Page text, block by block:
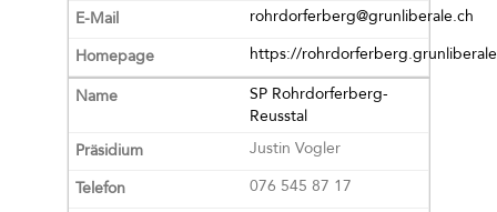
rohrdorferberg@grunliberale.ch
https://
SP Rohrdorferberg-
Reusstal
Justin Vogler
076 545 87 17